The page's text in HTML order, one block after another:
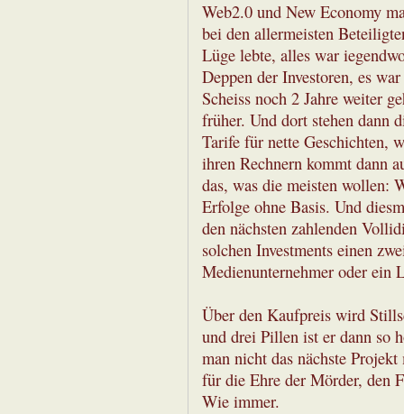
Web2.0 und New Economy
bei den allermeisten
Lüge lebte, alles war
Deppen der Investoren, es
Scheiss noch 2 Jahre weiter
früher. Und dort stehen dann
Tarife für nette Geschichten,
ihren Rechnern kommt dann
das, was die meisten wollen:
Erfolge ohne Basis. Und
den nächsten zahlenden
solchen Investments einen
Medienunternehmer oder ein
Über den Kaufpreis wird
und drei Pillen ist er dann so
man nicht das nächste
für die Ehre der Mörder, den
Wie immer.